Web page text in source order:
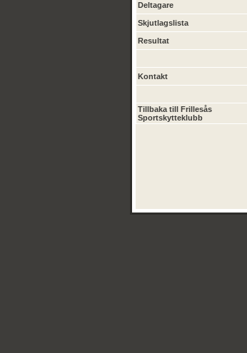
Deltagare
Skjutlagslista
Resultat
Kontakt
Tillbaka till Frillesås
Sportskytteklubb